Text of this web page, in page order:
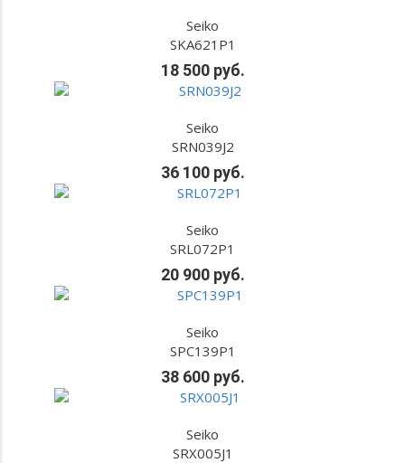
Seiko
SKA621P1
18 500 руб.
Seiko
SRN039J2
36 100 руб.
Seiko
SRL072P1
20 900 руб.
Seiko
SPC139P1
38 600 руб.
Seiko
SRX005J1